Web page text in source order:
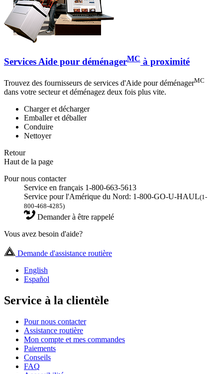
Services Aide pour déménagerMC à proximité
Trouvez des fournisseurs de services d'Aide pour déménagerMC
dans votre secteur et déménagez deux fois plus vite.
Charger et décharger
Emballer et déballer
Conduire
Nettoyer
Retour
Haut de la page
Pour nous contacter
Service en français 1-800-663-5613
Service pour l'Amérique du Nord: 1-800-GO-U-HAUL(1-
800-468-4285)
Demander à être rappelé
Vous avez besoin d'aide?
Demande d'assistance routière
English
Español
Service à la clientèle
Pour nous contacter
Assistance routière
Mon compte et mes commandes
Paiements
Conseils
FAQ